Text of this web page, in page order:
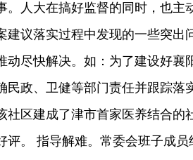
。人大在搞好监督的同时，也主
建议落实过程中发现的一些突出
动尽快解决。如：为了建设好襄
民政、卫健等部门责任并跟踪落
社区建成了津市首家医养结合的
评。 指导解难。常委会班子成